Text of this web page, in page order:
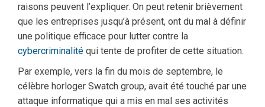
raisons peuvent l’expliquer. On peut retenir brièvement
que les entreprises jusqu’à présent, ont du mal à définir
une politique efficace pour lutter contre la
cybercriminalité qui tente de profiter de cette situation.
Par exemple, vers la fin du mois de septembre, le
célèbre horloger Swatch group, avait été touché par une
attaque informatique qui a mis en mal ses activités